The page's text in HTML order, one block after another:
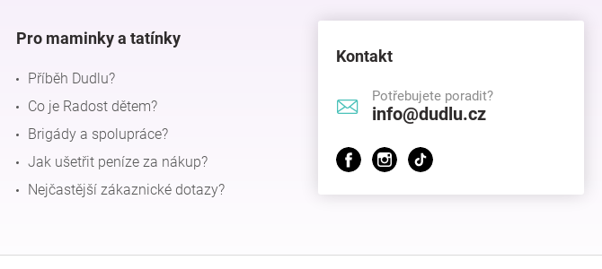
Pro maminky a tatínky
Příběh Dudlu?
Co je Radost dětem?
Brigády a spolupráce?
Jak ušetřit peníze za nákup?
Nejčastější zákaznické dotazy?
Kontakt
Potřebujete poradit?
info@dudlu.cz